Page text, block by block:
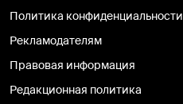
Политика конфиденциальности
Рекламодателям
Правовая информация
Редакционная политика